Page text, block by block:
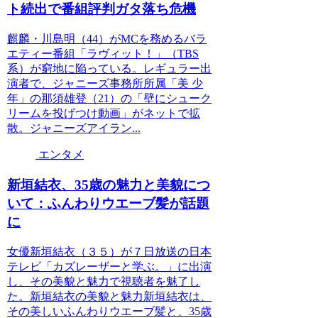
ト続出で番組評判ガタ落ち危機
麒麟・川島明（44）がMCを務めるバラ
エティー番組「ラヴィット！」（TBS
系）が窮地に陥っている。レギュラー出
演者で、ジャニーズ事務所所属「美 少
年」の那須雄登（21）の「壁にシューク
リームを投げつけ動画」がネットで拡
散。ジャニーズアイラン...
エンタメ
新垣結衣、35歳の魅力と美貌につ
いて：ふんわりウエーブ髪が話題
に
女優新垣結衣（３５）が７日放送の日本
テレビ「カズレーザーと学ぶ。」に出演
し、その美貌と魅力で視聴者を魅了し
た。新垣結衣の美貌と魅力新垣結衣は、
その美しいふんわりウエーブ髪と、35歳